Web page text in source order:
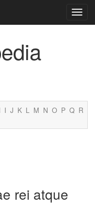
I J K L M N O P Q R
rei atque